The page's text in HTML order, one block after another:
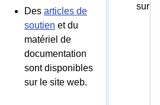
Des articles de
soutien et du
matériel de
documentation
sont disponibles
sur le site web.
sur